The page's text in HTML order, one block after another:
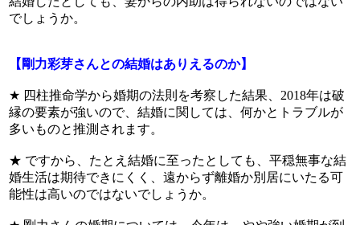
でしょうか。
【剛力彩芽さんとの結婚はありえるのか】
★ 四柱推命学から婚期の法則を考察した結果、2018年は破
縁の要素が強いので、結婚に関しては、何かとトラブルが
多いものと推測されます。
★ ですから、たとえ結婚に至ったとしても、平穏無事な結
婚生活は期待できにくく、遠からず離婚か別居にいたる可
能性は高いのではないでしょうか。